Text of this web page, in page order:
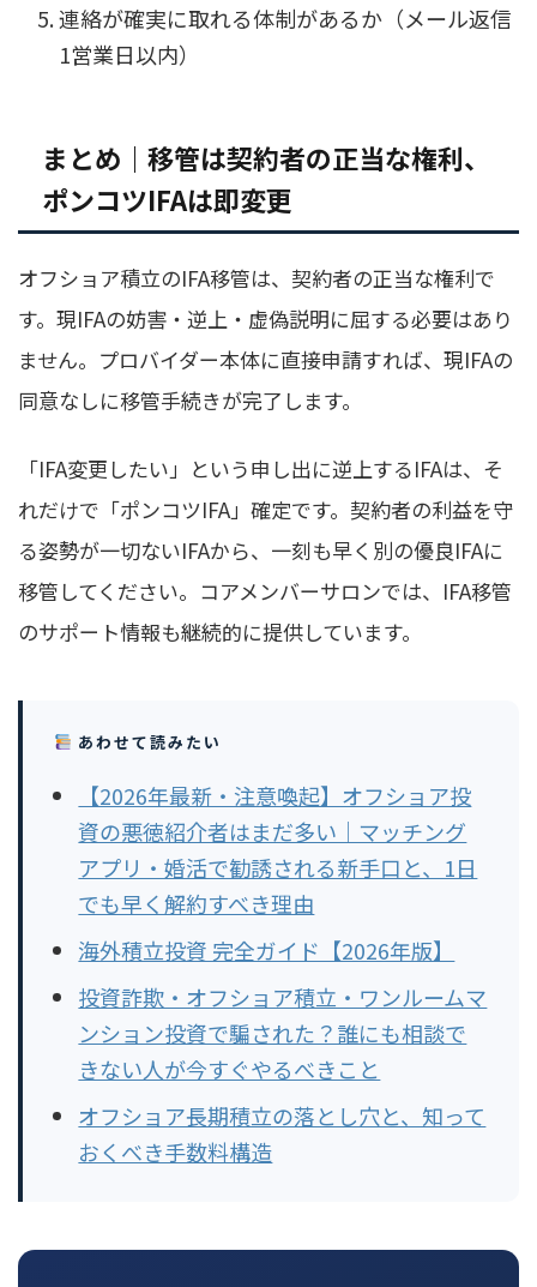
連絡が確実に取れる体制があるか（メール返信
1営業日以内）
まとめ｜移管は契約者の正当な権利、
ポンコツIFAは即変更
オフショア積立のIFA移管は、契約者の正当な権利で
す。現IFAの妨害・逆上・虚偽説明に屈する必要はあり
ません。プロバイダー本体に直接申請すれば、現IFAの
同意なしに移管手続きが完了します。
「IFA変更したい」という申し出に逆上するIFAは、そ
れだけで「ポンコツIFA」確定です。契約者の利益を守
る姿勢が一切ないIFAから、一刻も早く別の優良IFAに
移管してください。コアメンバーサロンでは、IFA移管
のサポート情報も継続的に提供しています。
あわせて読みたい
【2026年最新・注意喚起】オフショア投
資の悪徳紹介者はまだ多い｜マッチング
アプリ・婚活で勧誘される新手口と、1日
でも早く解約すべき理由
海外積立投資 完全ガイド【2026年版】
投資詐欺・オフショア積立・ワンルームマ
ンション投資で騙された？誰にも相談で
きない人が今すぐやるべきこと
オフショア長期積立の落とし穴と、知って
おくべき手数料構造